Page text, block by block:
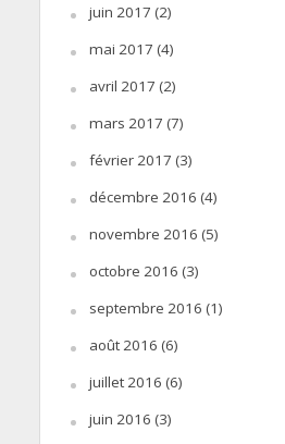
juin 2017 (2)
mai 2017 (4)
avril 2017 (2)
mars 2017 (7)
février 2017 (3)
décembre 2016 (4)
novembre 2016 (5)
octobre 2016 (3)
septembre 2016 (1)
août 2016 (6)
juillet 2016 (6)
juin 2016 (3)